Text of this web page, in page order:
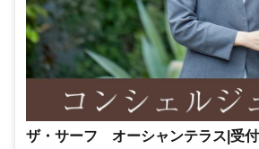
ザ・サーフ オーシャンテラス|受